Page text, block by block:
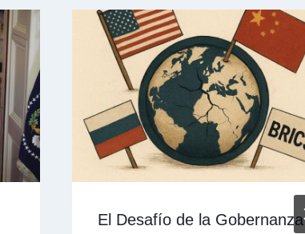
El Desafío de la Gobernanza